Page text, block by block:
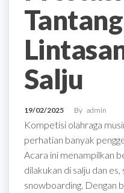
Salju
19/02/2025 By admin
Kompetisi olahraga
perhatian banyak
Acara ini menampilkan
dilakukan di salju dan
snowboarding. Dengan